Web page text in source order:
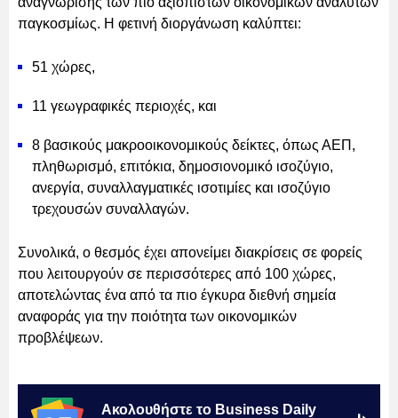
παγκοσμίως. Η φετινή διοργάνωση καλύπτει:
51 χώρες,
11 γεωγραφικές περιοχές, και
8 βασικούς μακροοικονομικούς δείκτες, όπως ΑΕΠ,
πληθωρισμό, επιτόκια, δημοσιονομικό ισοζύγιο,
ανεργία, συναλλαγματικές ισοτιμίες και ισοζύγιο
τρεχουσών συναλλαγών.
Συνολικά, ο θεσμός έχει απονείμει διακρίσεις σε φορείς
που λειτουργούν σε περισσότερες από 100 χώρες,
αποτελώντας ένα από τα πιο έγκυρα διεθνή σημεία
αναφοράς για την ποιότητα των οικονομικών
προβλέψεων.
Ακολουθήστε το Business Daily